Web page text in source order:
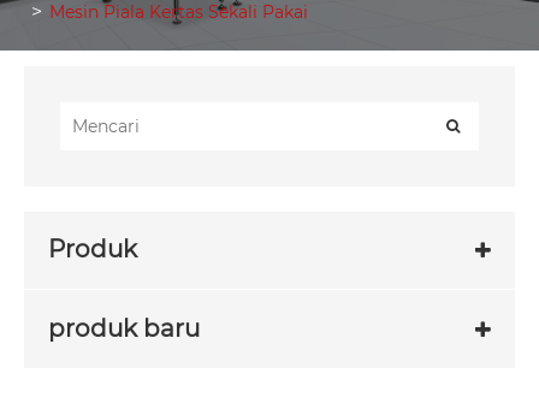
Mesin Piala Kertas Sekali Pakai
Produk
produk baru